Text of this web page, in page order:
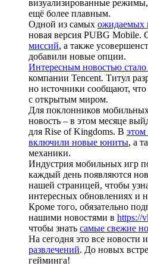
визуализированные
ещё более плавным.
Одной из самых ожидаемых
новая версия PUBG Mobile.
миссий, а также
добавили новые опции.
Интересным новостью
компании Tencent. Титул
но источники сообщают, что
с открытым миром.
Для поклонников
новость – в этом месяце
для Rise of Kingdoms. В этом
включили новые юниты, а
механики.
Индустрия мобильных игр
каждый день появляются
нашей страницей, чтобы
интересных обновлениях и
Кроме того, обязательно
нашими новостями в https://
чтобы знать самые свежие
На сегодня это все новости
развлечений. До новых
гейминга!